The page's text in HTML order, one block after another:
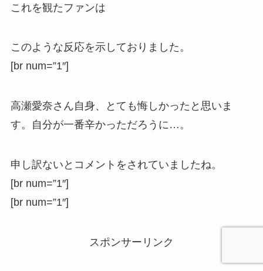
これを観たファンは
このような反応を示しておりました。
[br num=”1″]
高瀬愛奈さん自身、とても悔しかったと思いま
す。自分が一番辛かっただろうに…。
申し訳ないとコメントをされていましたね。
[br num=”1″]
[br num=”1″]
スポンサーリンク